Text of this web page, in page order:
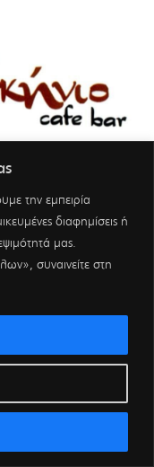
την εμπειρία
διαφημίσεις ή
μας.
συναινείτε στη